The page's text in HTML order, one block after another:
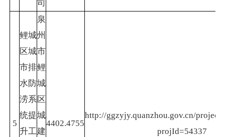
司
5
鲤城
区城
市排
水防
涝系
统提
升工
泉
州
市
鲤
城
区
城
建
4402.4755
http://ggzyjy.quanzhou.gov.cn/
projId=54337